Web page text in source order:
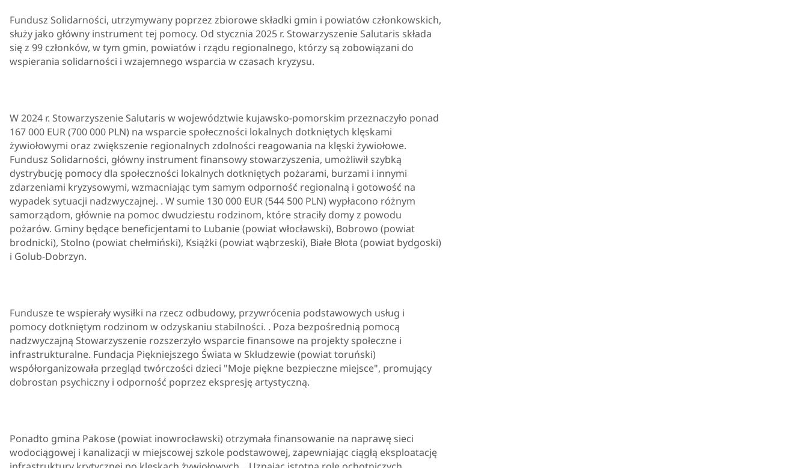
Fundusz Solidarności, utrzymywany poprzez zbiorowe składki gmin i powiatów członkowskich,
służy jako główny instrument tej pomocy. Od stycznia 2025 r. Stowarzyszenie Salutaris składa
się z 99 członków, w tym gmin, powiatów i rządu regionalnego, którzy są zobowiązani do
wspierania solidarności i wzajemnego wsparcia w czasach kryzysu.
W 2024 r. Stowarzyszenie Salutaris w województwie kujawsko-pomorskim przeznaczyło ponad
167 000 EUR (700 000 PLN) na wsparcie społeczności lokalnych dotkniętych klęskami
żywiołowymi oraz zwiększenie regionalnych zdolności reagowania na klęski żywiołowe.
Fundusz Solidarności, główny instrument finansowy stowarzyszenia, umożliwił szybką
dystrybucję pomocy dla społeczności lokalnych dotkniętych pożarami, burzami i innymi
zdarzeniami kryzysowymi, wzmacniając tym samym odporność regionalną i gotowość na
wypadek sytuacji nadzwyczajnej. . W sumie 130 000 EUR (544 500 PLN) wypłacono różnym
samorządom, głównie na pomoc dwudziestu rodzinom, które straciły domy z powodu
pożarów. Gminy będące beneficjentami to Lubanie (powiat włocławski), Bobrowo (powiat
brodnicki), Stolno (powiat chełmiński), Książki (powiat wąbrzeski), Białe Błota (powiat bydgoski)
i Golub-Dobrzyn.
Fundusze te wspierały wysiłki na rzecz odbudowy, przywrócenia podstawowych usług i
pomocy dotkniętym rodzinom w odzyskaniu stabilności. . Poza bezpośrednią pomocą
nadzwyczajną Stowarzyszenie rozszerzyło wsparcie finansowe na projekty społeczne i
infrastrukturalne. Fundacja Piękniejszego Świata w Skłudzewie (powiat toruński)
współorganizowała przegląd twórczości dzieci "Moje piękne bezpieczne miejsce", promujący
dobrostan psychiczny i odporność poprzez ekspresję artystyczną.
Ponadto gmina Pakose (powiat inowrocławski) otrzymała finansowanie na naprawę sieci
wodociągowej i kanalizacji w miejscowej szkole podstawowej, zapewniając ciągłą eksploatację